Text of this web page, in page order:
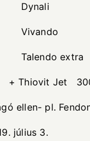
ml/
25 ml/
25
300 g / 100
ellen- pl.